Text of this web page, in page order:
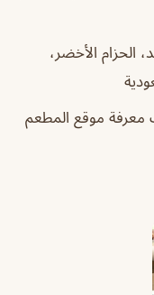
الحزام الأخضر،
معرفة موقع المطعم